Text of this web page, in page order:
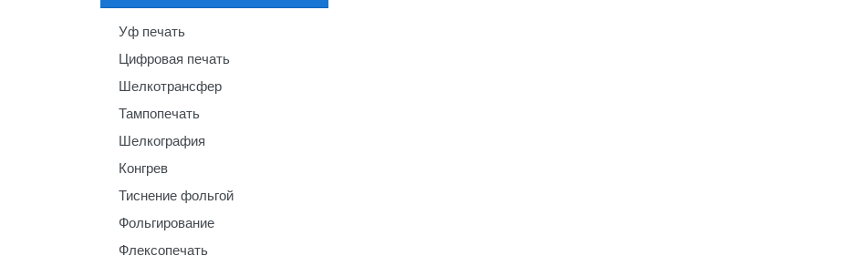
Уф печать
Цифровая печать
Шелкотрансфер
Тампопечать
Шелкография
Конгрев
Тиснение фольгой
Фольгирование
Флексопечать